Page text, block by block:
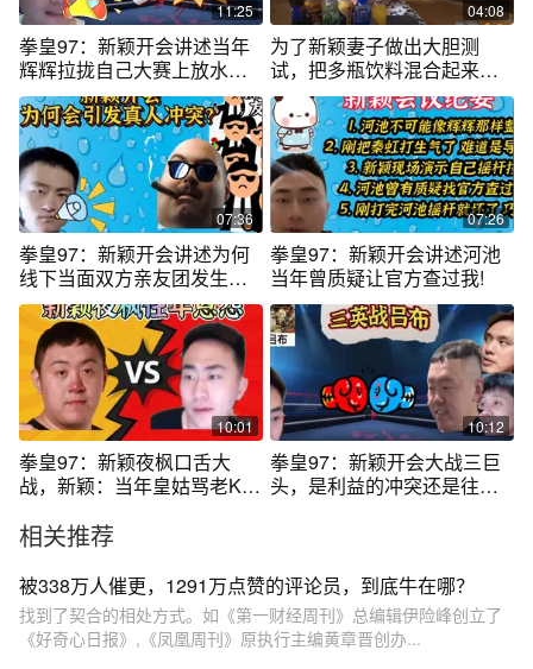
11:25
拳皇97：新颖开会讲述当年
辉辉拉拢自己大赛上放水，
新颖怒骂辉辉
04:08
为了新颖妻子做出大胆测
试，把多瓶饮料混合起来
喝，味道怎么样？
07:36
拳皇97：新颖开会讲述为何
线下当面双方亲友团发生冲
突!
07:26
拳皇97：新颖开会讲述河池
当年曾质疑让官方查过我!
10:01
拳皇97：新颖夜枫口舌大
战，新颖：当年皇姑骂老K就
10:12
拳皇97：新颖开会大战三巨
头，是利益的冲突还是往年
相关推荐
被338万人催更，1291万点赞的评论员，到底牛在哪？
找到了契合的相处方式。如《第一财经周刊》总编辑伊险峰创立了
《好奇心日报》,《凤凰周刊》原执行主编黄章晋创办...